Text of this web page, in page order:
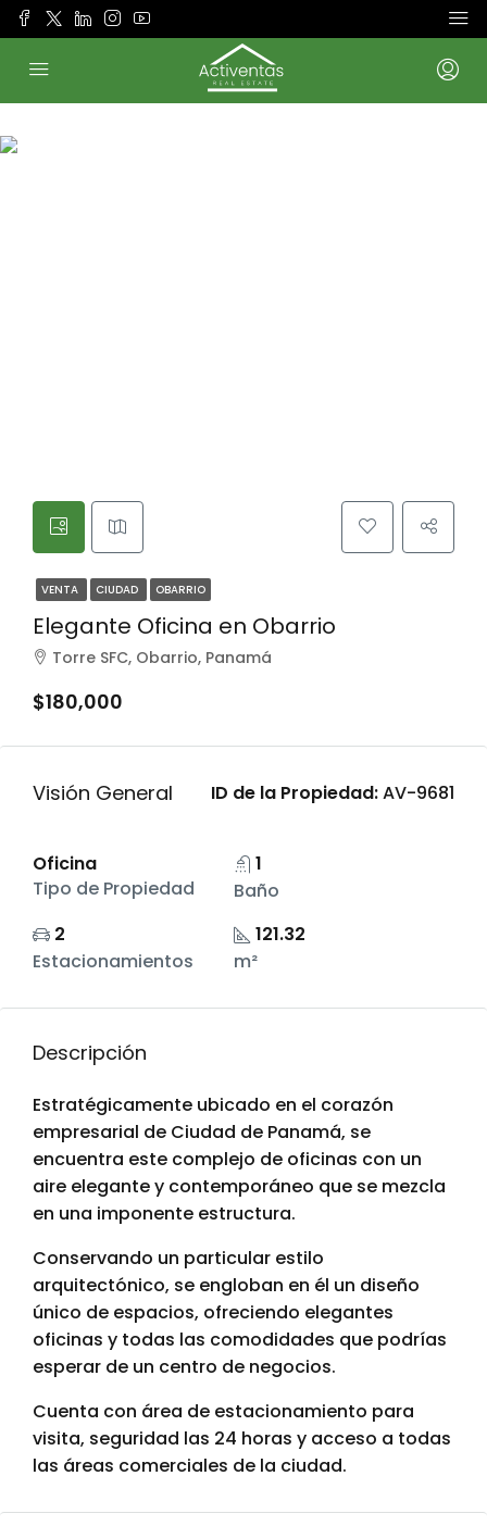
VENTA CIUDAD OBARRIO
Elegante Oficina en Obarrio
Torre SFC, Obarrio, Panamá
$180,000
Visión General ID de la Propiedad:AV-9681
Oficina
Tipo de Propiedad
1
Baño
2
Estacionamientos
121.32
m²
Descripción
Estratégicamente ubicado en el corazón
empresarial de Ciudad de Panamá, se
encuentra este complejo de oficinas con un
aire elegante y contemporáneo que se mezcla
en una imponente estructura.
Conservando un particular estilo
arquitectónico, se engloban en él un diseño
único de espacios, ofreciendo elegantes
oficinas y todas las comodidades que podrías
esperar de un centro de negocios.
Cuenta con área de estacionamiento para
visita, seguridad las 24 horas y acceso a todas
las áreas comerciales de la ciudad.